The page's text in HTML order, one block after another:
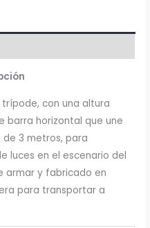
con una altura
barra horizontal que une
3 metros, para
luces en el escenario del
armar y fabricado en
para transportar a